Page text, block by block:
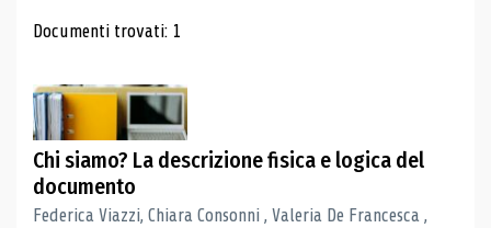
Risultati di ricerca
Documenti trovati: 1
Chi siamo? La descrizione fisica e logica del
documento
Federica Viazzi, Chiara Consonni , Valeria De Francesca ,